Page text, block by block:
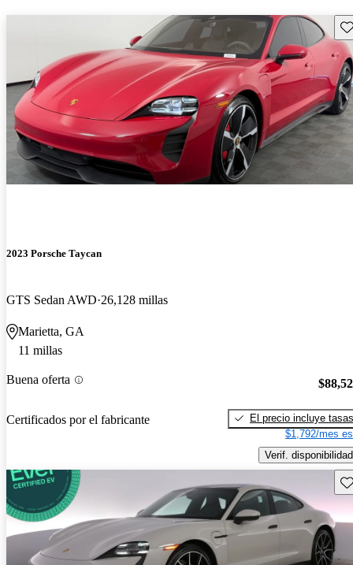
2023 Porsche Taycan
GTS Sedan AWD 26,128 millas
Marietta, GA
11 millas
Buena oferta
Certificados por el fabricante
El precio incluye tasas
$1,792/mes
Verif. disponibilidad